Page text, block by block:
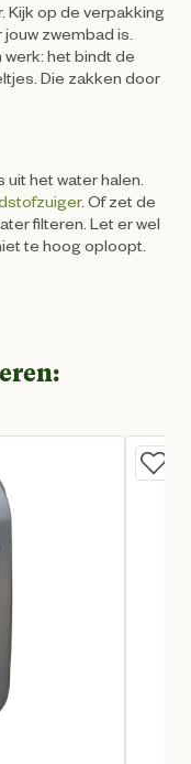
Kijk op de verpakking
zwembad is.
werk: het bindt de
Die zakken door
het water halen.
. Of zet de
filteren. Let er wel
te hoog oploopt.